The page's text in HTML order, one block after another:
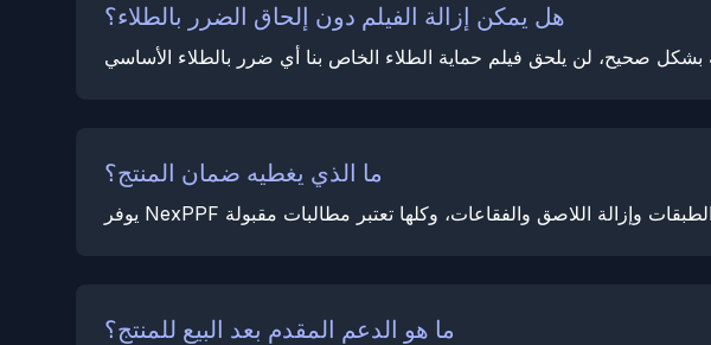
هل يمكن إزالة الفيلم دون إلحاق الضرر بالطلاء؟
ما الذي يغطيه ضمان المنتج؟
ما هو الدعم المقدم بعد البيع للمنتج؟